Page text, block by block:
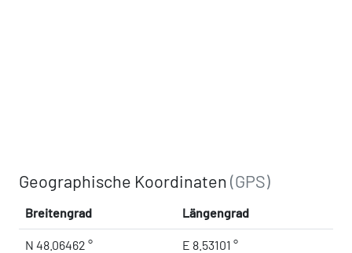
Geographische Koordinaten(GPS)
Breitengrad Längengrad
N 48.06462 ° E 8.53101 °